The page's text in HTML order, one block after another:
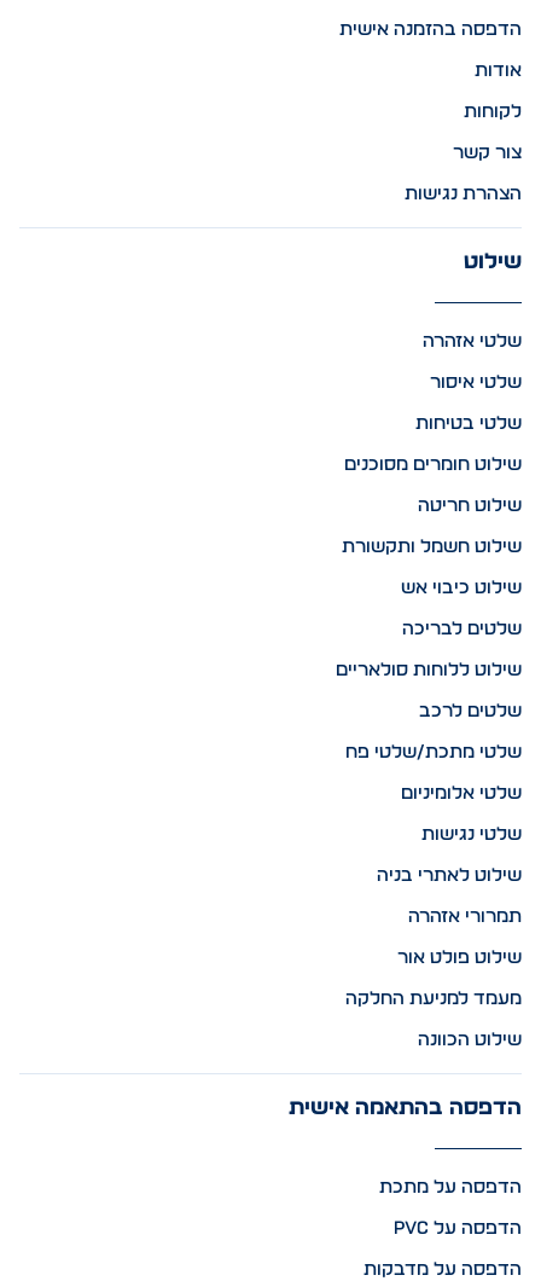
הדפסה בהזמנה אישית
אודות
לקוחות
צור קשר
הצהרת נגישות
שילוט
שלטי אזהרה
שלטי איסור
שלטי בטיחות
שילוט חומרים מסוכנים
שילוט חריטה
שילוט חשמל ותקשורת
שילוט כיבוי אש
שלטים לבריכה
שילוט ללוחות סולאריים
שלטים לרכב
שלטי מתכת/שלטי פח
שלטי אלומיניום
שלטי נגישות
שילוט לאתרי בניה
תמרורי אזהרה
שילוט פולט אור
מעמד למניעת החלקה
שילוט הכוונה
הדפסה בהתאמה אישית
הדפסה על מתכת
הדפסה על PVC
הדפסה על מדבקות